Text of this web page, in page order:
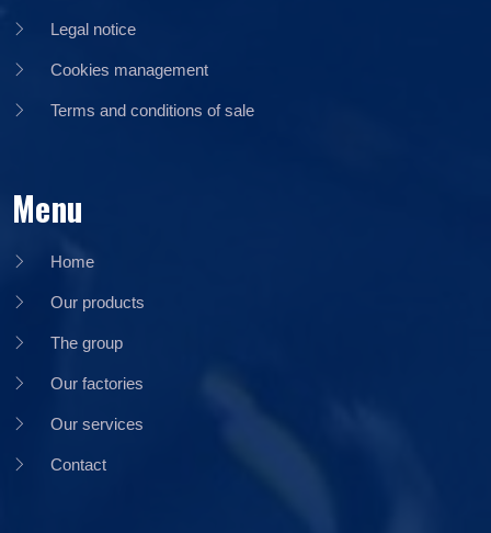
Legal notice
Cookies management
Terms and conditions of sale
Menu
Home
Our products
The group
Our factories
Our services
Contact